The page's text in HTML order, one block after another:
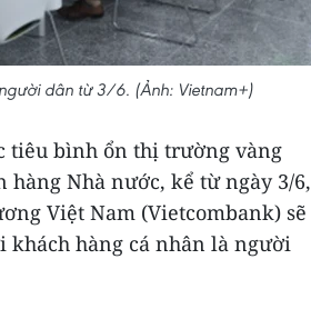
dân từ 3/6. (Ảnh: Vietnam+)
tiêu bình ổn thị trường vàng
hàng Nhà nước, kể từ ngày 3/6,
Việt Nam (Vietcombank) sẽ
khách hàng cá nhân là người